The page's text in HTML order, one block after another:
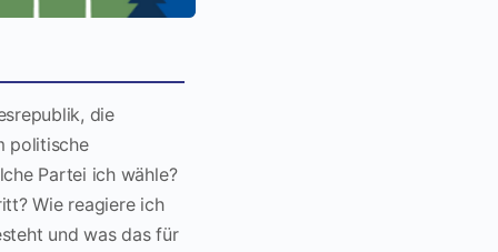
die
politische
Partei ich wähle?
Wie reagiere ich
und was das für